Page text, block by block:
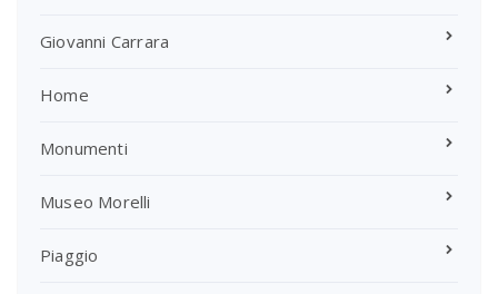
Giovanni Carrara
Home
Monumenti
Museo Morelli
Piaggio